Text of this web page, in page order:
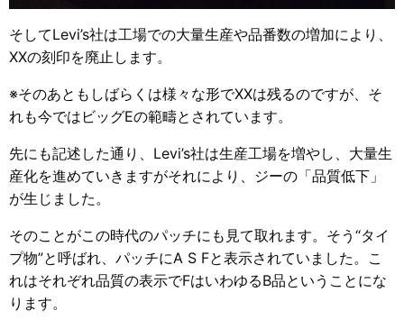
そしてLevi’s社は工場での大量生産や品番数の増加により、
XXの刻印を廃止します。
※そのあともしばらくは様々な形でXXは残るのですが、そ
れも今ではビッグEの範疇とされています。
先にも記述した通り、Levi’s社は生産工場を増やし、大量生
産化を進めていきますがそれにより、ジーの「品質低下」
が生じました。
そのことがこの時代のパッチにも見て取れます。そう“タイ
プ物”と呼ばれ、パッチにA S Fと表示されていました。こ
れはそれぞれ品質の表示でFはいわゆるB品ということにな
ります。